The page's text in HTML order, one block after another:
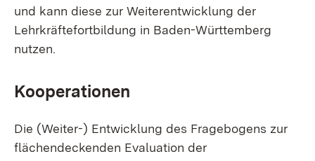
und kann diese zur Weiterentwicklung der
Lehrkräftefortbildung in Baden-Württemberg
nutzen.
Kooperationen
Die (Weiter-) Entwicklung des Fragebogens zur
flächendeckenden Evaluation der